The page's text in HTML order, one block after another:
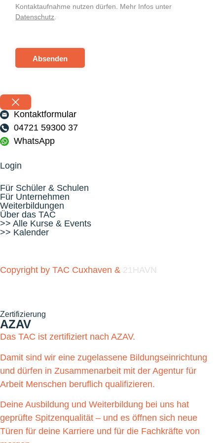
Kontaktaufnahme nutzen dürfen. Mehr Infos unter
Datenschutz.
Absenden
Kontaktformular
04721 59300 37
WhatsApp
Login
Für Schüler & Schulen
Für Unternehmen
Weiterbildungen
Über das TAC
>> Alle Kurse & Events
>> Kalender
Copyright by TAC Cuxhaven & 21HAVN
Zertifizierung
AZAV
Das TAC ist zertifiziert nach AZAV.
Damit sind wir eine zugelassene Bildungseinrichtung
und dürfen in Zusammenarbeit mit der Agentur für
Arbeit Menschen beruflich qualifizieren.
Deine Ausbildung und Weiterbildung bei uns hat
geprüfte Spitzenqualität – und es öffnen sich neue
Türen für deine Karriere und für die Fachkräfte von